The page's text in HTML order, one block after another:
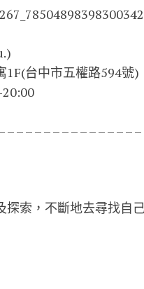
1F(台中市五權路594號)
– – – – – – – – – – – – – –
探索，不斷地去尋找自